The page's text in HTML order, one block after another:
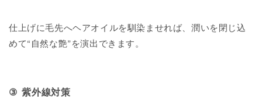
仕上げに毛先へヘアオイルを馴染ませれば、潤いを閉じ込
めて“ 自然な艶”を演出できます。
③ 紫外線対策